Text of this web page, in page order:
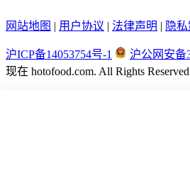
网站地图 | 用户协议 | 法律声明 | 隐
沪ICP备14053754号-1 沪公网安备
现在 hotofood.com. All Rights Reserved